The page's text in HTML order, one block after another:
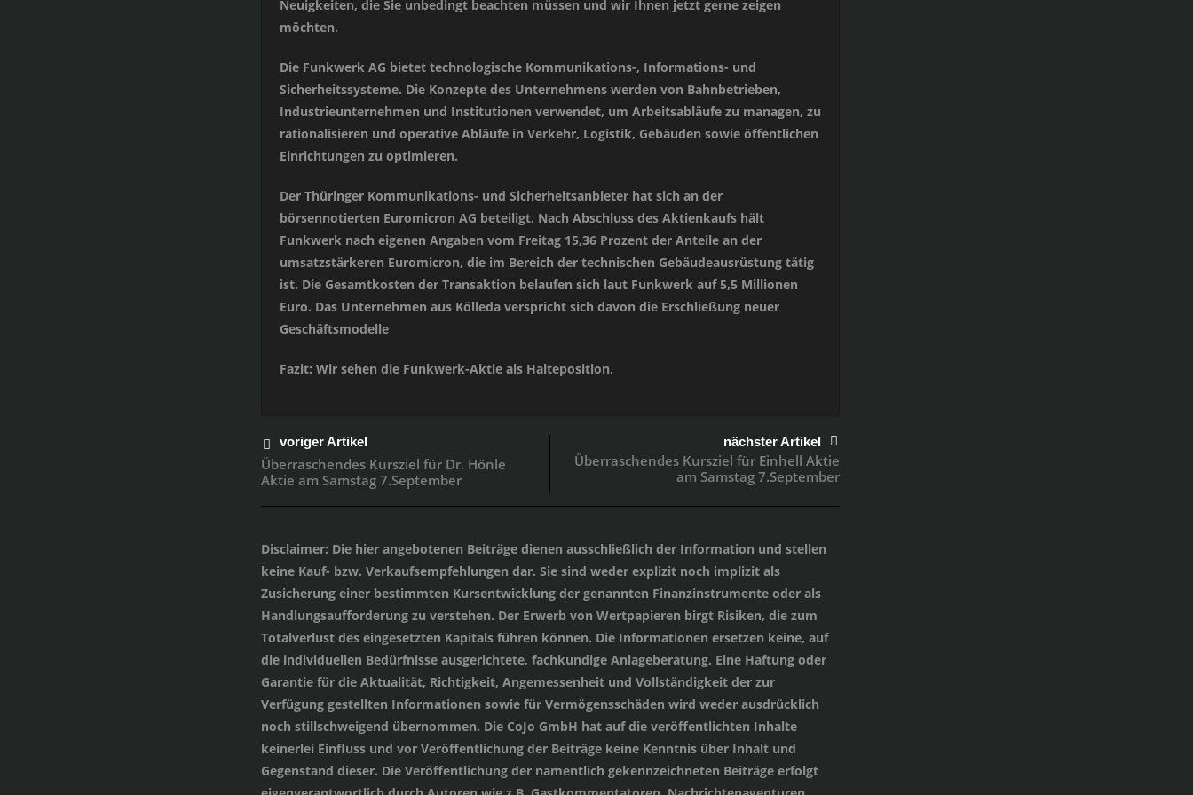
Neuigkeiten, die Sie unbedingt beachten müssen und wir Ihnen jetzt gerne zeigen
möchten.
Die Funkwerk AG bietet technologische Kommunikations-, Informations- und
Sicherheitssysteme. Die Konzepte des Unternehmens werden von Bahnbetrieben,
Industrieunternehmen und Institutionen verwendet, um Arbeitsabläufe zu managen, zu
rationalisieren und operative Abläufe in Verkehr, Logistik, Gebäuden sowie öffentlichen
Einrichtungen zu optimieren.
Der Thüringer Kommunikations- und Sicherheitsanbieter hat sich an der
börsennotierten Euromicron AG beteiligt. Nach Abschluss des Aktienkaufs hält
Funkwerk nach eigenen Angaben vom Freitag 15,36 Prozent der Anteile an der
umsatzstärkeren Euromicron, die im Bereich der technischen Gebäudeausrüstung tätig
ist. Die Gesamtkosten der Transaktion belaufen sich laut Funkwerk auf 5,5 Millionen
Euro. Das Unternehmen aus Kölleda verspricht sich davon die Erschließung neuer
Geschäftsmodelle
Fazit: Wir sehen die Funkwerk-Aktie als Halteposition.
voriger Artikel
Überraschendes Kursziel für Dr. Hönle
Aktie am Samstag 7.September
nächster Artikel
Überraschendes Kursziel für Einhell Aktie
am Samstag 7.September
Disclaimer: Die hier angebotenen Beiträge dienen ausschließlich der Information und stellen
keine Kauf- bzw. Verkaufsempfehlungen dar. Sie sind weder explizit noch implizit als
Zusicherung einer bestimmten Kursentwicklung der genannten Finanzinstrumente oder als
Handlungsaufforderung zu verstehen. Der Erwerb von Wertpapieren birgt Risiken, die zum
Totalverlust des eingesetzten Kapitals führen können. Die Informationen ersetzen keine, auf
die individuellen Bedürfnisse ausgerichtete, fachkundige Anlageberatung. Eine Haftung oder
Garantie für die Aktualität, Richtigkeit, Angemessenheit und Vollständigkeit der zur
Verfügung gestellten Informationen sowie für Vermögensschäden wird weder ausdrücklich
noch stillschweigend übernommen. Die CoJo GmbH hat auf die veröffentlichten Inhalte
keinerlei Einfluss und vor Veröffentlichung der Beiträge keine Kenntnis über Inhalt und
Gegenstand dieser. Die Veröffentlichung der namentlich gekennzeichneten Beiträge erfolgt